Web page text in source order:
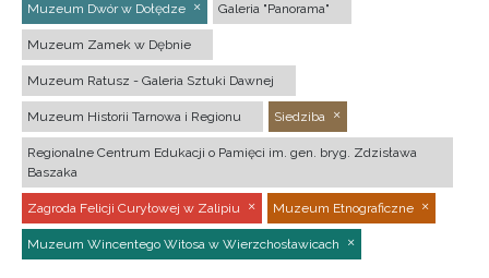
Muzeum Dwór w Dołędze Galeria "Panorama"
Muzeum Zamek w Dębnie
Muzeum Ratusz - Galeria Sztuki Dawnej
Muzeum Historii Tarnowa i Regionu Siedziba
Regionalne Centrum Edukacji o Pamięci im. gen. bryg. Zdzisława
Baszaka
Zagroda Felicji Curyłowej w Zalipiu Muzeum Etnograficzne
Muzeum Wincentego Witosa w Wierzchosławicach